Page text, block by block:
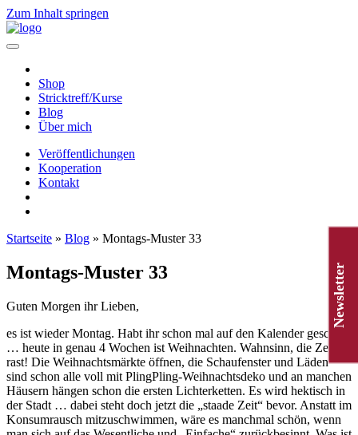
Zum Inhalt springen
Hauptnavigation
Shop
Stricktreff/Kurse
Blog
Über mich
Veröffentlichungen
Kooperation
Kontakt
Startseite » Blog » Montags-Muster 33
Montags-Muster 33
Guten Morgen ihr Lieben,
es ist wieder Montag. Habt ihr schon mal auf den Kalender geschaut
… heute in genau 4 Wochen ist Weihnachten. Wahnsinn, die Zeit
rast! Die Weihnachtsmärkte öffnen, die Schaufenster und Läden
sind schon alle voll mit PlingPling-Weihnachtsdeko und an manchen
Häusern hängen schon die ersten Lichterketten. Es wird hektisch in
der Stadt … dabei steht doch jetzt die „staade Zeit“ bevor. Anstatt im
Konsumrausch mitzuschwimmen, wäre es manchmal schön, wenn
Newsletter